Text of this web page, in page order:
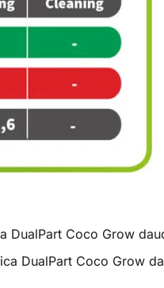
DualPart Coco Grow
DualPart Coco Grow